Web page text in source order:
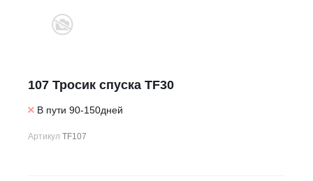
107 Тросик спуска TF30
В пути 90-150дней
Артикул TF107